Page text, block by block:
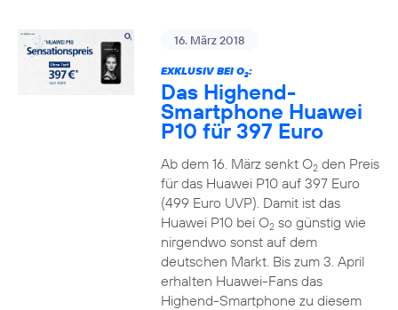
16. März 2018
EXKLUSIV BEI O2:
Das Highend-
Smartphone Huawei
P10 für 397 Euro
Ab dem 16. März senkt O2den Preis
für das Huawei P10 auf 397 Euro
(499 Euro UVP). Damit ist das
Huawei P10 bei O2so günstig wie
nirgendwo sonst auf dem
deutschen Markt. Bis zum 3. April
erhalten Huawei-Fans das
Highend-Smartphone zu diesem